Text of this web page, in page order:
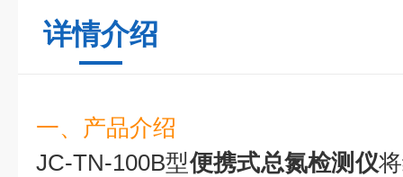
详情介绍
一、产品介绍
JC-TN-100B型便携式总氮检测仪